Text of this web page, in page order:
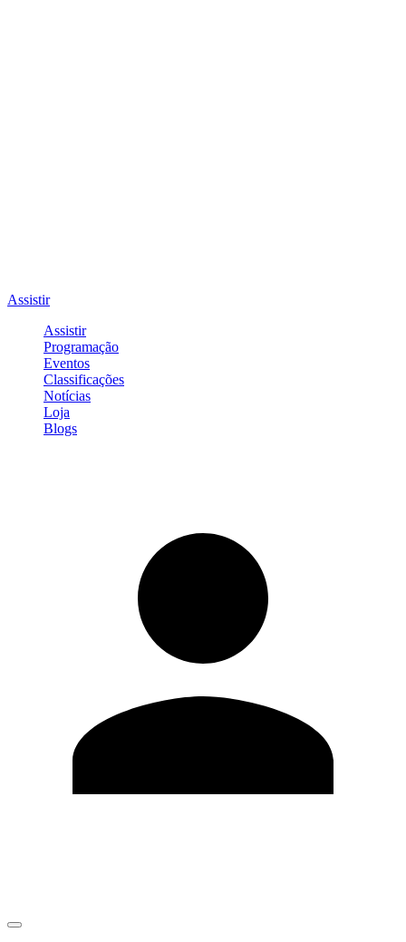
Assistir
Assistir
Programação
Eventos
Classificações
Notícias
Loja
Blogs